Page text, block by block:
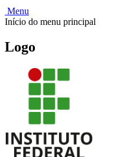
Menu
Início do menu principal
Logo